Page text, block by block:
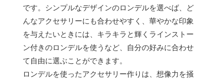
です。シンプルなデザインのロンデルを選べば、ど
んなアクセサリーにも合わせやすく、華やかな印象
を与えたいときには、キラキラと輝くラインストー
ン付きのロンデルを使うなど、自分の好みに合わせ
て自由に選ぶことができます。
ロンデルを使ったアクセサリー作りは、想像力を掻